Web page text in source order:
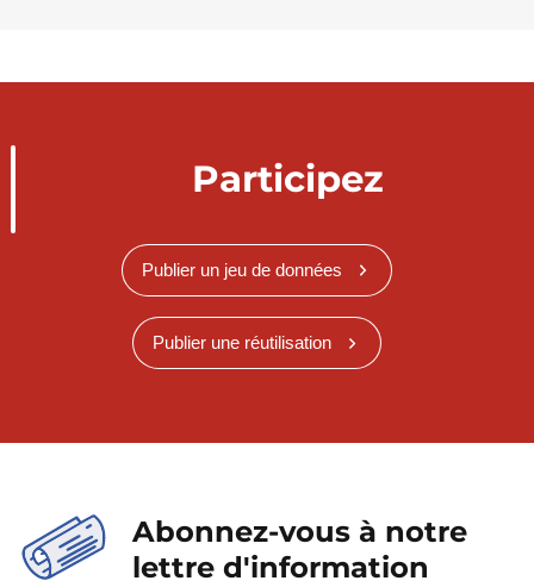
Participez
Publier un jeu de données
Publier une réutilisation
Abonnez-vous à notre
lettre d'information